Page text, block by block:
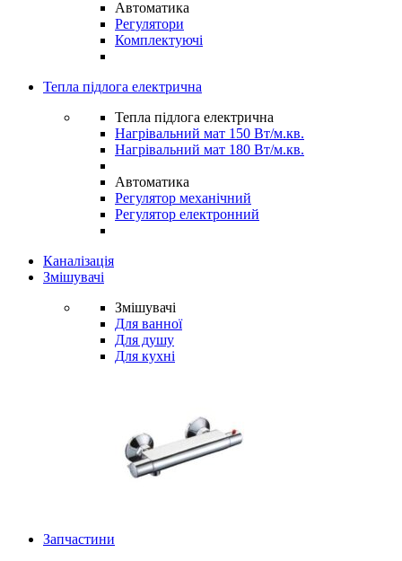
Автоматика
Регулятори
Комплектуючі
Тепла підлога електрична
Тепла підлога електрична
Нагрівальний мат 150 Вт/м.кв.
Нагрівальний мат 180 Вт/м.кв.
Автоматика
Регулятор механічний
Регулятор електронний
Каналізація
Змішувачі
Змішувачі
Для ванної
Для душу
Для кухні
Запчастини